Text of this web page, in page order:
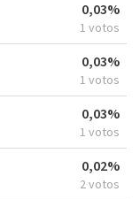
0,03%
1 votos
0,03%
1 votos
0,03%
1 votos
0,02%
2 votos